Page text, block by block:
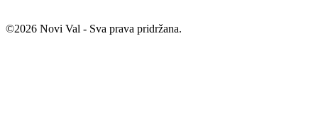
©2026 Novi Val - Sva prava pridržana.